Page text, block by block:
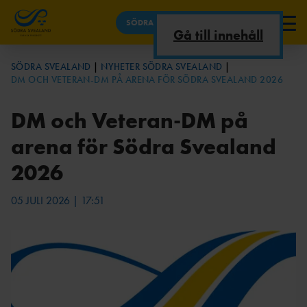
Gå till innehåll
SÖDRA SVEALAND
NYHETER SÖDRA SVEALAND
TÄVLINGAR
ER
LÖPARSERIE
N
MÄLARSERIE
UTBILDNINGAR
OM DISTRIKTET
OSS
KONTAKTA
OSS
KOMMITTÉ
SÖDRA SVEALAND
NYHETER SÖDRA SVEALAND
DM OCH VETERAN-DM PÅ ARENA FÖR SÖDRA SVEALAND 2026
DM och Veteran-DM på
arena för Södra Svealand
2026
05 JULI 2026 | 17:51